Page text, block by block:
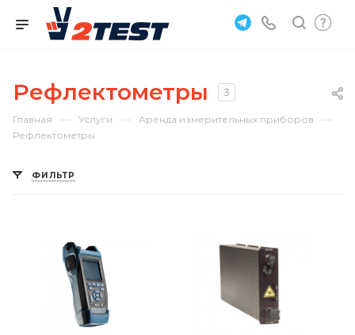
Рефлектометры 3
Главная — Услуги — Аренда измерительных приборов —
Рефлектометры
ФИЛЬТР